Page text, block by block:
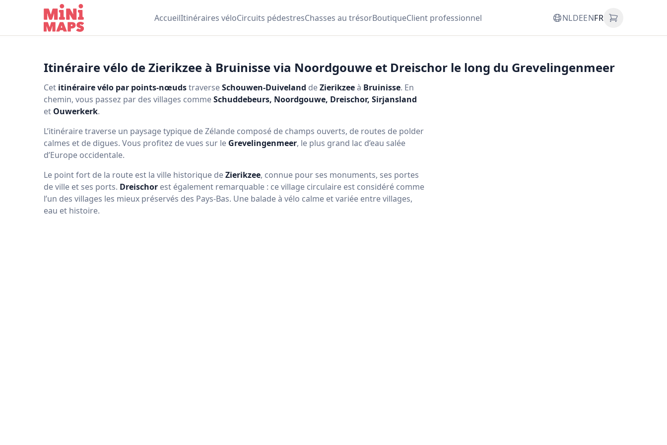
Aller au contenu
AccueilItinéraires véloCircuits pédestresChasses au trésorBoutiqueClient professionnel NLDEENFR
Itinéraire vélo de Zierikzee à Bruinisse via Noordgouwe et Dreischor le long du Grevelingenmeer
Cet itinéraire vélo par points‑nœudstraverseSchouwen-Duiveland deZierikzeeà Bruinisse. En
chemin, vous passez par des villages commeSchuddebeurs, Noordgouwe, Dreischor, Sirjansland
et Ouwerkerk.
L’itinéraire traverse un paysage typique de Zélande composé de champs ouverts, de routes de polder
calmes et de digues. Vous profitez de vues sur le Grevelingenmeer, le plus grand lac d’eau salée
d’Europe occidentale.
Le point fort de la route est la ville historique deZierikzee, connue pour ses monuments, ses portes
de ville et ses ports. Dreischor est également remarquable : ce village circulaire est considéré comme
l’un des villages les mieux préservés des Pays‑Bas. Une balade à vélo calme et variée entre villages,
eau et histoire.